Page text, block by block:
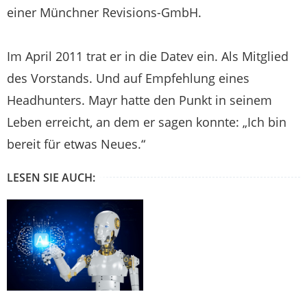
einer Münchner Revisions-GmbH.
Im April 2011 trat er in die Datev ein. Als Mitglied
des Vorstands. Und auf Empfehlung eines
Headhunters. Mayr hatte den Punkt in seinem
Leben erreicht, an dem er sagen konnte: „Ich bin
bereit für etwas Neues.“
LESEN SIE AUCH: